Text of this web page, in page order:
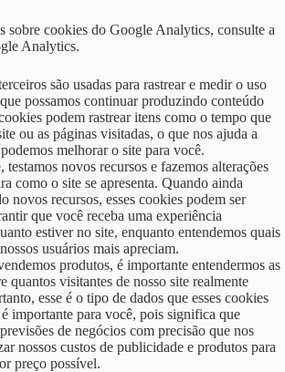
sobre cookies do Google Analytics, consulte a
Analytics.
são usadas para rastrear e medir o uso
possamos continuar produzindo conteúdo
podem rastrear itens como o tempo que
ou as páginas visitadas, o que nos ajuda a
melhorar o site para você.
testamos novos recursos e fazemos alterações
como o site se apresenta. Quando ainda
novos recursos, esses cookies podem ser
que você receba uma experiência
estiver no site, enquanto entendemos quais
usuários mais apreciam.
produtos, é importante entendermos as
quantos visitantes de nosso site realmente
esse é o tipo de dados que esses cookies
é importante para você, pois significa que
de negócios com precisão que nos
nossos custos de publicidade e produtos para
preço possível.